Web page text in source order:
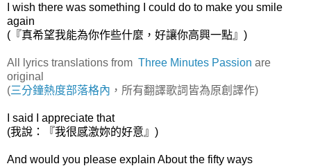
I wish there was something I could do to make you smile
again
(『真希望我能為你作些什麼，好讓你高興一點』)
All lyrics translations from Three Minutes Passion are
original
(三分鐘熱度部落格內 ，所有翻譯歌詞皆為原創譯作)
I said I appreciate that
(我說：『我很感激妳的好意』)
And would you please explain About the fifty ways